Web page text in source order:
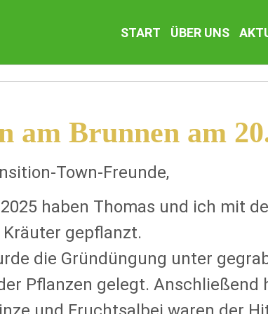
Navigation
START ÜBER UNS
am Brunnen am
Town-Freunde,
haben Thomas und ich mit
Kräuter gepflanzt.
die Gründüngung unter
Pflanzen gelegt. Anschließend